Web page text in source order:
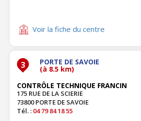
Voir la fiche du centre
3 PORTE DE SAVOIE
(à 8.5 km)
CONTRÔLE TECHNIQUE FRANCIN
175 RUE DE LA SCIERIE
73800 PORTE DE SAVOIE
Tél. : 04 79 84 18 55